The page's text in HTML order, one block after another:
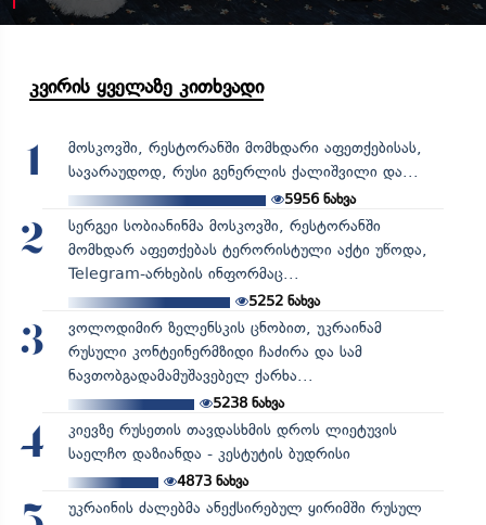
კვირის ყველაზე კითხვადი
1
მოსკოვში, რესტორანში მომხდარი აფეთქებისას,
სავარაუდოდ, რუსი გენერლის ქალიშვილი და...
5956ნახვა
2
სერგეი სობიანინმა მოსკოვში, რესტორანში
მომხდარ აფეთქებას ტერორისტული აქტი უწოდა,
Telegram-არხების ინფორმაც...
5252ნახვა
3
ვოლოდიმირ ზელენსკის ცნობით, უკრაინამ
რუსული კონტეინერმზიდი ჩაძირა და სამ
ნავთობგადამამუშავებელ ქარხა...
5238ნახვა
4
კიევზე რუსეთის თავდასხმის დროს ლიეტუვის
საელჩო დაზიანდა - კესტუტის ბუდრისი
4873ნახვა
უკრაინის ძალებმა ანექსირებულ ყირიმში რუსულ